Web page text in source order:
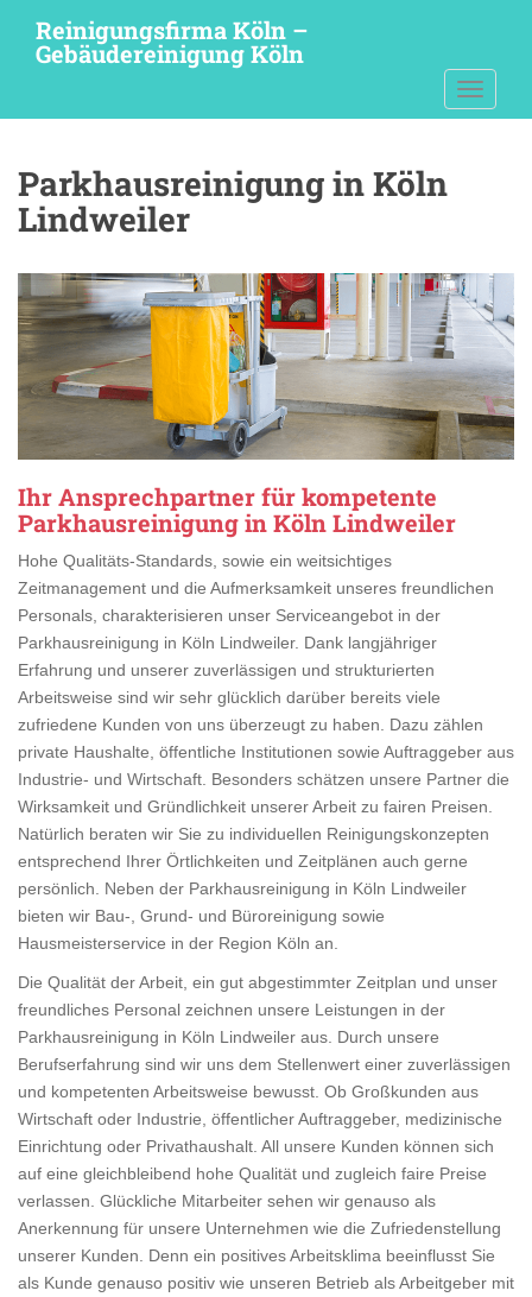
t
Reinigungsfirma Köln –
Gebäudereinigung Köln
Parkhausreinigung in Köln
Lindweiler
Ihr Ansprechpartner für kompetente
Parkhausreinigung in Köln Lindweiler
Hohe Qualitäts-Standards, sowie ein weitsichtiges
Zeitmanagement und die Aufmerksamkeit unseres freundlichen
Personals, charakterisieren unser Serviceangebot in der
Parkhausreinigung in Köln Lindweiler. Dank langjähriger
Erfahrung und unserer zuverlässigen und strukturierten
Arbeitsweise sind wir sehr glücklich darüber bereits viele
zufriedene Kunden von uns überzeugt zu haben. Dazu zählen
private Haushalte, öffentliche Institutionen sowie Auftraggeber aus
Industrie- und Wirtschaft. Besonders schätzen unsere Partner die
Wirksamkeit und Gründlichkeit unserer Arbeit zu fairen Preisen.
Natürlich beraten wir Sie zu individuellen Reinigungskonzepten
entsprechend Ihrer Örtlichkeiten und Zeitplänen auch gerne
persönlich. Neben der Parkhausreinigung in Köln Lindweiler
bieten wir Bau-, Grund- und Büroreinigung sowie
Hausmeisterservice in der Region Köln an.
Die Qualität der Arbeit, ein gut abgestimmter Zeitplan und unser
freundliches Personal zeichnen unsere Leistungen in der
Parkhausreinigung in Köln Lindweiler aus. Durch unsere
Berufserfahrung sind wir uns dem Stellenwert einer zuverlässigen
und kompetenten Arbeitsweise bewusst. Ob Großkunden aus
Wirtschaft oder Industrie, öffentlicher Auftraggeber, medizinische
Einrichtung oder Privathaushalt. All unsere Kunden können sich
auf eine gleichbleibend hohe Qualität und zugleich faire Preise
verlassen. Glückliche Mitarbeiter sehen wir genauso als
Anerkennung für unsere Unternehmen wie die Zufriedenstellung
unserer Kunden. Denn ein positives Arbeitsklima beeinflusst Sie
als Kunde genauso positiv wie unseren Betrieb als Arbeitgeber mit